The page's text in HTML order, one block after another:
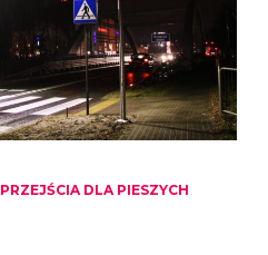
PRZEJŚCIA DLA PIESZYCH